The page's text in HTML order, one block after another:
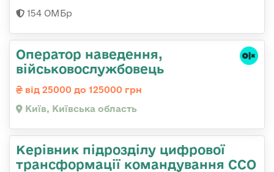
154 ОМБр
Оператор наведення,
військовослужбовець
від 25000 до 125000 грн
Київ, Київська область
Керівник підрозділу цифрової
трансформації командування ССО